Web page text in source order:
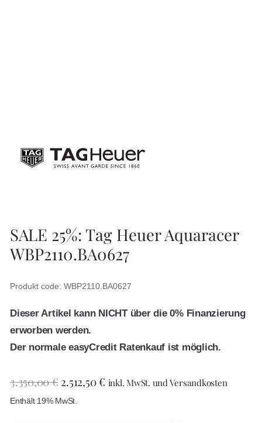
SALE 25%: Tag Heuer Aquaracer
WBP2110.BA0627
Produkt code: WBP2110.BA0627
Dieser Artikel kann NICHT über die 0% Finanzierung
erworben werden.
Der normale easyCredit Ratenkauf ist möglich.
3.350,00€ 2.512,50€ inkl. MwSt. und Versandkosten
Enthält 19% MwSt.